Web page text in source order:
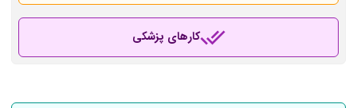
کارهای پزشکی